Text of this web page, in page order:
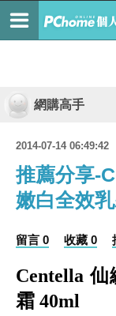
網購高手
2014-07-14 06:49:42
推薦分享-
嫩白全效
留言 0 收藏 0
Centella
霜 40ml